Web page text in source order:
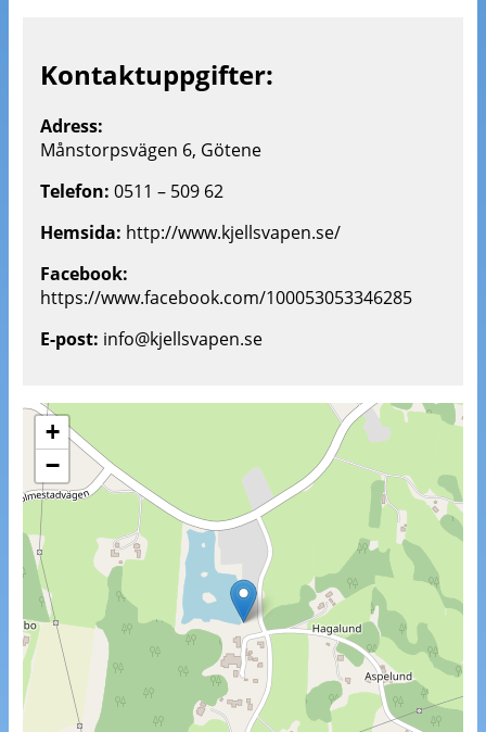
Kontaktuppgifter:
Adress:
Månstorpsvägen 6, Götene
Telefon: 0511 – 509 62
Hemsida: http://www.kjellsvapen.se/
Facebook:
https://www.facebook.com/100053053346285
E-post: info@kjellsvapen.se
+
−